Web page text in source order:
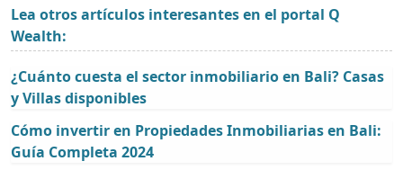
Lea otros artículos interesantes en el portal Q
Wealth:
¿Cuánto cuesta el sector inmobiliario en Bali? Casas
y Villas disponibles
Cómo invertir en Propiedades Inmobiliarias en Bali:
Guía Completa 2024